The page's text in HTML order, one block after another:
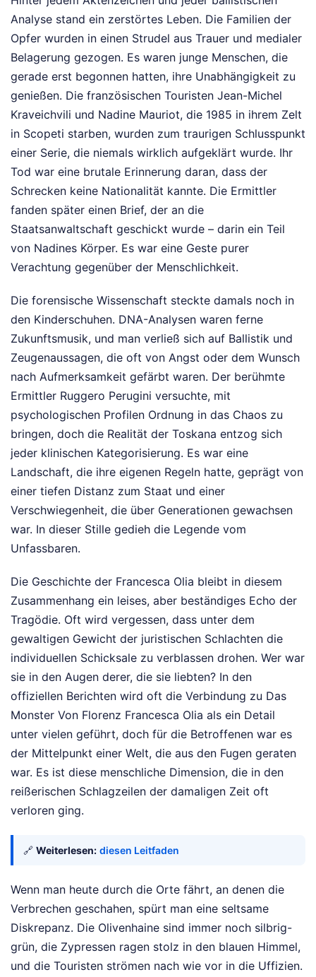
Analyse stand ein zerstörtes Leben. Die Familien der
Opfer wurden in einen Strudel aus Trauer und medialer
Belagerung gezogen. Es waren junge Menschen, die
gerade erst begonnen hatten, ihre Unabhängigkeit zu
genießen. Die französischen Touristen Jean-Michel
Kraveichvili und Nadine Mauriot, die 1985 in ihrem Zelt
in Scopeti starben, wurden zum traurigen Schlusspunkt
einer Serie, die niemals wirklich aufgeklärt wurde. Ihr
Tod war eine brutale Erinnerung daran, dass der
Schrecken keine Nationalität kannte. Die Ermittler
fanden später einen Brief, der an die
Staatsanwaltschaft geschickt wurde – darin ein Teil
von Nadines Körper. Es war eine Geste purer
Verachtung gegenüber der Menschlichkeit.
Die forensische Wissenschaft steckte damals noch in
den Kinderschuhen. DNA-Analysen waren ferne
Zukunftsmusik, und man verließ sich auf Ballistik und
Zeugenaussagen, die oft von Angst oder dem Wunsch
nach Aufmerksamkeit gefärbt waren. Der berühmte
Ermittler Ruggero Perugini versuchte, mit
psychologischen Profilen Ordnung in das Chaos zu
bringen, doch die Realität der Toskana entzog sich
jeder klinischen Kategorisierung. Es war eine
Landschaft, die ihre eigenen Regeln hatte, geprägt von
einer tiefen Distanz zum Staat und einer
Verschwiegenheit, die über Generationen gewachsen
war. In dieser Stille gedieh die Legende vom
Unfassbaren.
Die Geschichte der Francesca Olia bleibt in diesem
Zusammenhang ein leises, aber beständiges Echo der
Tragödie. Oft wird vergessen, dass unter dem
gewaltigen Gewicht der juristischen Schlachten die
individuellen Schicksale zu verblassen drohen. Wer war
sie in den Augen derer, die sie liebten? In den
offiziellen Berichten wird oft die Verbindung zu Das
Monster Von Florenz Francesca Olia als ein Detail
unter vielen geführt, doch für die Betroffenen war es
der Mittelpunkt einer Welt, die aus den Fugen geraten
war. Es ist diese menschliche Dimension, die in den
reißerischen Schlagzeilen der damaligen Zeit oft
verloren ging.
🔗 Weiterlesen: diesen Leitfaden
Wenn man heute durch die Orte fährt, an denen die
Verbrechen geschahen, spürt man eine seltsame
Diskrepanz. Die Olivenhaine sind immer noch silbrig-
grün, die Zypressen ragen stolz in den blauen Himmel,
und die Touristen strömen nach wie vor in die Uffizien.